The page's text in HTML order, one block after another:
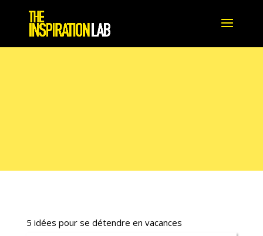
5 idées pour se détendre en vacances